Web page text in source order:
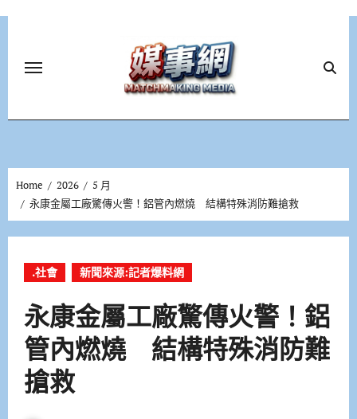
Home 2026
5 月
永康金屬工廠驚傳火警！鋁管內燃燒 結構特殊消防難搶救
.社會 新聞來源:記者爆料網
永康金屬工廠驚傳火警！鋁
管內燃燒 結構特殊消防難
搶救